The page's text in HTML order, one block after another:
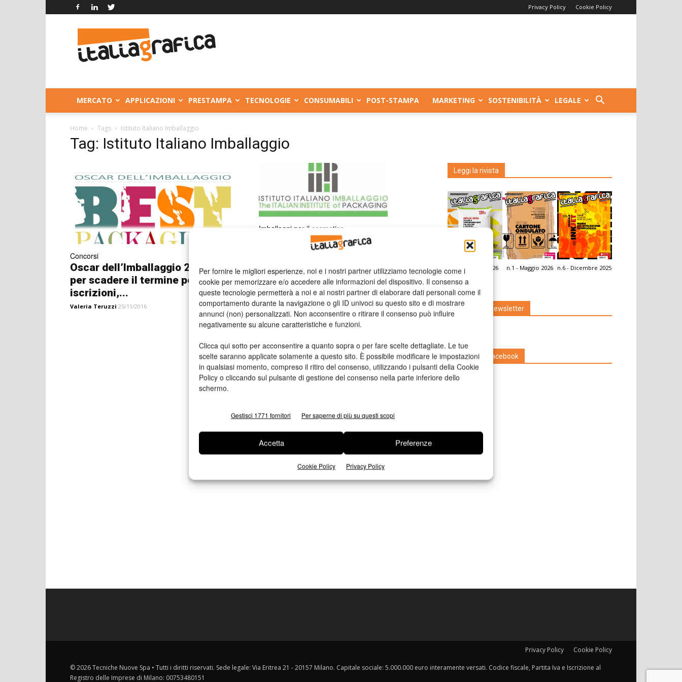
Per fornire le migliori esperienze, noi e i nostri partner utilizziamo tecnologie come i
cookie per memorizzare e/o accedere alle informazioni del dispositivo. Il consenso a
queste tecnologie permetterà a noi e ai nostri partner di elaborare dati personali come il
comportamento durante la navigazione o gli ID univoci su questo sito e di mostrare
annunci (non) personalizzati. Non acconsentire o ritirare il consenso può influire
negativamente su alcune caratteristiche e funzioni.
Clicca qui sotto per acconsentire a quanto sopra o per fare scelte dettagliate. Le tue
scelte saranno applicate solamente a questo sito. È possibile modificare le impostazioni
in qualsiasi momento, compreso il ritiro del consenso, utilizzando i pulsanti della Cookie
Policy o cliccando sul pulsante di gestione del consenso nella parte inferiore dello
schermo.
Gestisci 1771 fornitori Per saperne di più su questi scopi
Accetta Preferenze
Cookie Policy Privacy Policy
Privacy Policy Cookie Policy
Grafica
MERCATO APPLICAZIONI PRESTAMPA TECNOLOGIE CONSUMABILI POST-STAMPA MARKETING SOSTENIBILITÀ LEGALE
Home Tags Istituto Italiano Imballaggio
Tag: Istituto Italiano Imballaggio
Concorsi
Oscar dell’Imballaggio 2017: sta
per scadere il termine per le
iscrizioni,...
Valeria Teruzzi 25/11/2016
Imballaggi per il cosmetico
Linee guida sulle buone prassi di
Leggi la rivista
n.2 - Giugno 2026 n.1 - Maggio 2026 n.6 - Dicembre 2025
Edicola Web
Iscriviti alla newsletter
Seguici su Facebook
Privacy Policy Cookie Policy
© 2026 Tecniche Nuove Spa • Tutti i diritti riservati. Sede legale: Via Eritrea 21 - 20157 Milano. Capitale sociale: 5.000.000 euro interamente versati. Codice fiscale, Partita Iva e Iscrizione al
Registro delle Imprese di Milano: 00753480151